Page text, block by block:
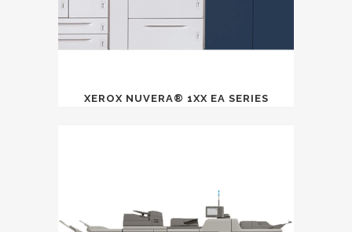
XEROX NUVERA® 1XX EA SERIES